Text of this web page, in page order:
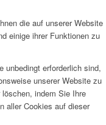
die auf unserer Website
einige ihrer Funktionen zu
unbedingt erforderlich sind,
unserer Website zu
indem Sie Ihre
aller Cookies auf dieser